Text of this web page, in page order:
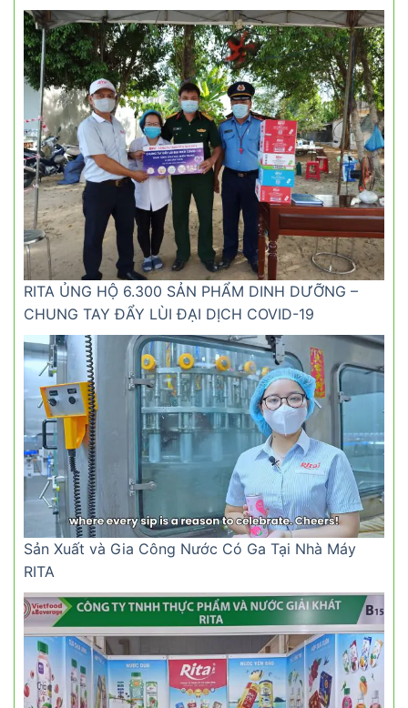
RITA ỦNG HỘ 6.300 SẢN PHẨM DINH DƯỠNG –
CHUNG TAY ĐẨY LÙI ĐẠI DỊCH COVID-19
Sản Xuất và Gia Công Nước Có Ga Tại Nhà Máy
RITA